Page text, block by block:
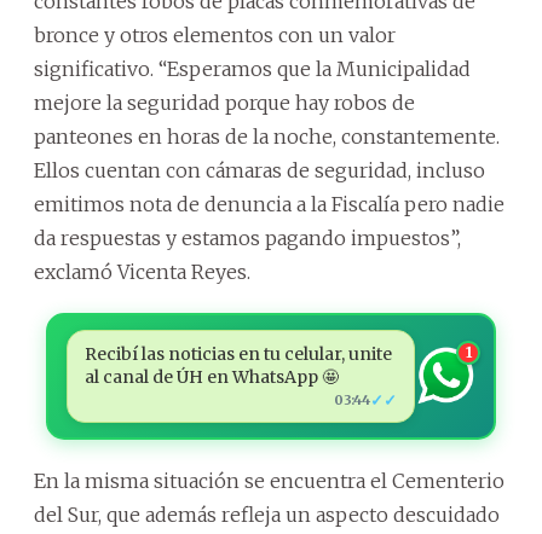
bronce y otros elementos con un valor
significativo. “Esperamos que la Municipalidad
mejore la seguridad porque hay robos de
panteones en horas de la noche, constantemente.
Ellos cuentan con cámaras de seguridad, incluso
emitimos nota de denuncia a la Fiscalía pero nadie
da respuestas y estamos pagando impuestos”,
exclamó Vicenta Reyes.
Recibí las noticias en tu celular, unite
al canal de ÚH en WhatsApp 🤩
03:44✓✓
1
En la misma situación se encuentra el Cementerio
del Sur, que además refleja un aspecto descuidado